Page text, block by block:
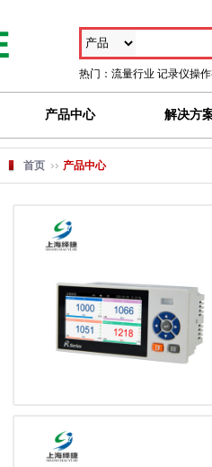
热门： 流量行业 记录仪操
产品中心 解决方
首页 产品中心